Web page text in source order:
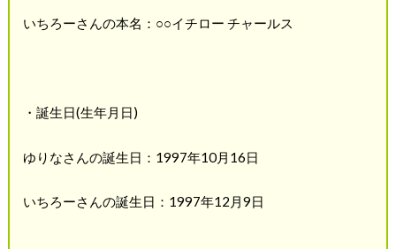
いちろーさんの本名：○○イチロー チャールス
・誕生日(生年月日)
ゆりなさんの誕生日：1997年10月16日
いちろーさんの誕生日：1997年12月9日